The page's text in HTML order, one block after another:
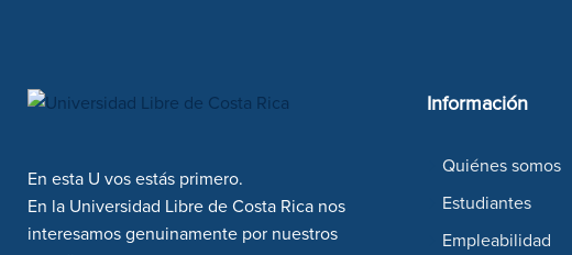
En esta U vos estás primero.
En la Universidad Libre de Costa Rica nos
interesamos genuinamente por nuestros
Información
Quiénes somos
Estudiantes
Empleabilidad